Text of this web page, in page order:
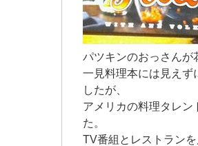
パツキンのおっさんが
一見料理本には見えず
したが、
アメリカの料理タレン
た。
TV番組とレストラン